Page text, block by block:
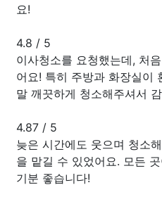
요!
4.8 / 5
이사청소를 요청했는데, 처
어요! 특히 주방과 화장실이
말 깨끗하게 청소해주셔서
4.87 / 5
늦은 시간에도 웃으며 청소
을 맡길 수 있었어요. 모든
기분 좋습니다!